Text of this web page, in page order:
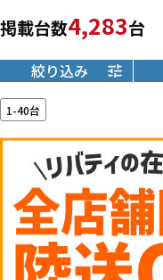
掲載台数4,283台
絞り込み
1-40台